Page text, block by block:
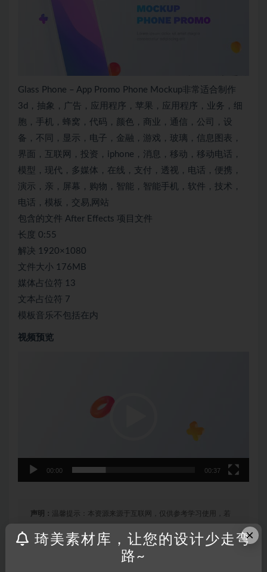
Glass Phone – App Promo Phone Mockup非常适合制作
3d，抽象，广告，应用程序，苹果，应用程序，业务，细
胞，手机，蜂窝，代码，颜色，商业，通信，公司，设
备，不同，显示，电子，金融，游戏，玻璃，信息图表，
界面，互联网，投资，iphone，消息，移动，移动电话，
模型，现代，多媒体，在线，支付，透视，电话，便携，
演示，亲，屏幕，购物，智能，智能手机，软件，技术，
电话，模板，交易,网站
包含的文件 After Effects 项目文件
长度 0:55
解决 1920×1080
文件大小 176MB
媒体占位符 13
文本占位符 7
模板音乐不包括在内
视频预览
00:00 00:37
声明： 温馨提示：本资源来源于互联网，仅供参考学习使用，若
×
琦美素材库，让您的设计少走弯
路~